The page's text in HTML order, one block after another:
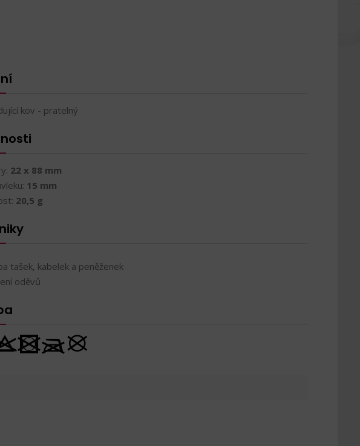
kov - pratelný
22 x 88 mm
15 mm
20,5 g
tašek, kabelek a peněženek
oděvů